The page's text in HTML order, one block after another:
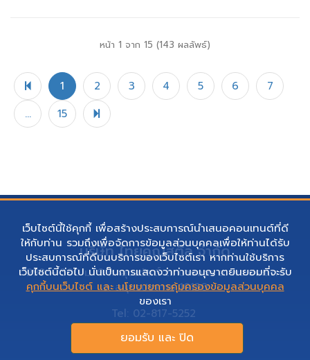
หน้า 1 จาก 15 (143 ผลลัพธ์)
Previous
1 2 3 4 5 6
7
...
15 Next
บริษัท ไทยคูณสตีล จำกัด
299 – 300 ม. 9 ถ. สุขสวัสดิ์ ต. บางจาก อ. พระประแดง
จ. สมุทรปราการ 10130
Tel: 02-817-5252
E-mail: sales@thaikoon.co.th
เว็บไซต์นี้ใช้คุกกี้ เพื่อสร้างประสบการณ์นำเสนอคอนเทนต์ที่ดี
ให้กับท่าน รวมถึงเพื่อจัดการข้อมูลส่วนบุคคลเพื่อให้ท่านได้รับ
ประสบการณ์ที่ดีบนบริการของเว็บไซต์เรา หากท่านใช้บริการ
เว็บไซต์นี้ต่อไป นั่นเป็นการแสดงว่าท่านอนุญาตยินยอมที่จะรับ
คุกกี้บนเว็บไซต์ และ นโยบายการคุ้มครองข้อมูลส่วนบุคคล
ของเรา
ยอมรับ และ ปิด